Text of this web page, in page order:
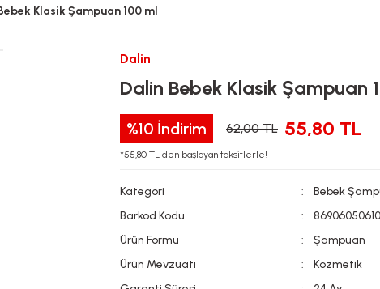
Klasik Şampuan 100 ml
Dalin
Dalin Bebek Klasik Şampuan
%10 İndirim 62,00 TL 55,80 TL
*55,80 TL den başlayan taksitlerle!
Kategori
Bebek
Barkod Kodu
Ürün Formu
Şampuan
Ürün Mevzuatı
Kozmetik